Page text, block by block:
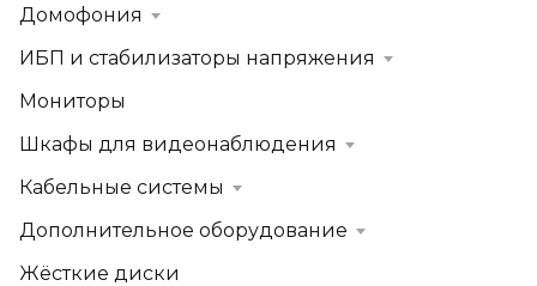
Домофония
ИБП и стабилизаторы напряжения
Мониторы
Шкафы для видеонаблюдения
Кабельные системы
Дополнительное оборудование
Жёсткие диски